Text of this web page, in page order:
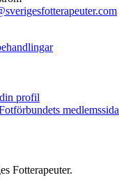
profil
medlemssida
Fotterapeuter.